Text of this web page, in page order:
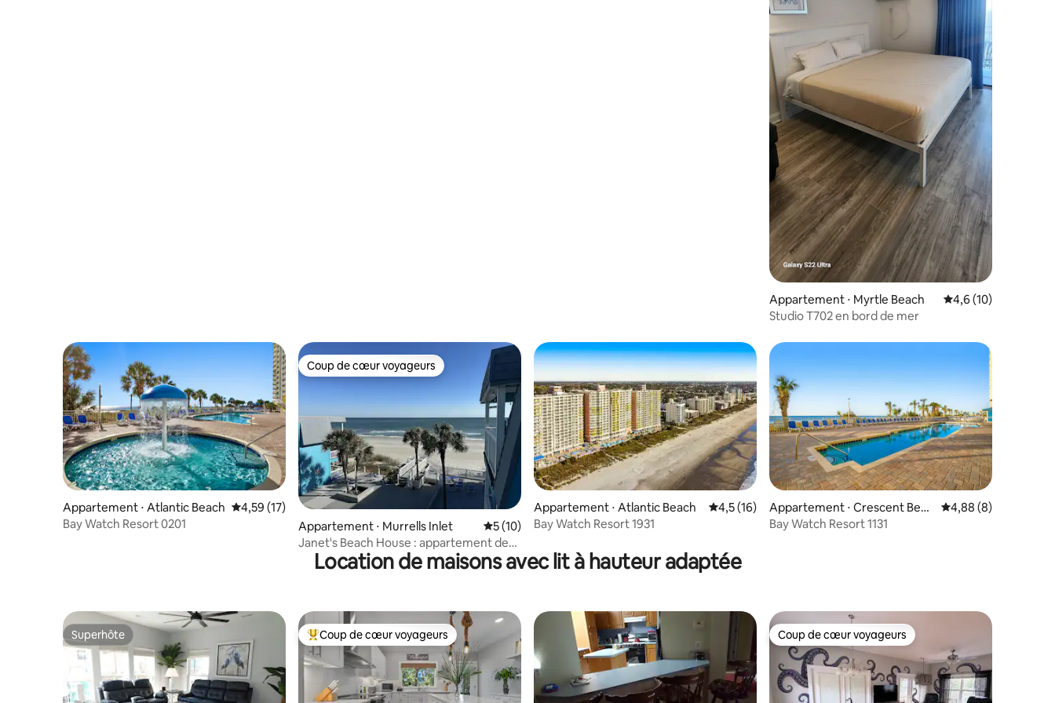
Appartement ⋅ Myrtle Beach Évaluation
4,6 (10)
Studio T702 en bord de mer
Appartement ⋅ Atlantic Beach Évaluation moyenne sur la base de 17 commentaires : 4,59 sur 5
4,59 (17)
Bay Watch Resort 0201
Coup de cœur voyageurs
Coup de cœur voyageurs
Appartement ⋅ Murrells Inlet Évaluation moyenne sur la base de 10 commentaires : 5 sur 5
5 (10)
Janet's Beach House : appartement de
2 chambres sur l'océan
Appartement ⋅ Atlantic Beach Évaluation moyenne sur la base de 16 commentaires : 4,5 sur 5
4,5 (16)
Bay Watch Resort 1931
Appartement ⋅ Crescent Beac
h
Évaluation moyenne
4,88 (8)
Bay Watch Resort 1131
Location de maisons avec lit à hauteur adaptée
Superhôte
Superhôte Coups de cœur voyageurs les plus appréciés
Coup de cœur voyageurs Coup de cœur voyageurs
Coup de cœur voyageurs